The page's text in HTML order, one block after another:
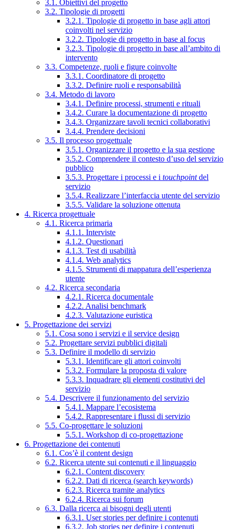
3.1. Obiettivi del progetto
3.2. Tipologie di progetti
3.2.1. Tipologie di progetto in base agli attori
coinvolti nel servizio
3.2.2. Tipologie di progetto in base al focus
3.2.3. Tipologie di progetto in base all’ambito di
intervento
3.3. Competenze, ruoli e figure coinvolte
3.3.1. Coordinatore di progetto
3.3.2. Definire ruoli e responsabilità
3.4. Metodo di lavoro
3.4.1. Definire processi, strumenti e rituali
3.4.2. Curare la documentazione di progetto
3.4.3. Organizzare tavoli tecnici collaborativi
3.4.4. Prendere decisioni
3.5. Il processo progettuale
3.5.1. Organizzare il progetto e la sua gestione
3.5.2. Comprendere il contesto d’uso del servizio
pubblico
3.5.3. Progettare i processi e i touchpointdel
servizio
3.5.4. Realizzare l’interfaccia utente del servizio
3.5.5. Validare la soluzione ottenuta
4. Ricerca progettuale
4.1. Ricerca primaria
4.1.1. Interviste
4.1.2. Questionari
4.1.3. Test di usabilità
4.1.4. Web analytics
4.1.5. Strumenti di mappatura dell’esperienza
utente
4.2. Ricerca secondaria
4.2.1. Ricerca documentale
4.2.2. Analisi benchmark
4.2.3. Valutazione euristica
5. Progettazione dei servizi
5.1. Cosa sono i servizi e il service design
5.2. Progettare servizi pubblici digitali
5.3. Definire il modello di servizio
5.3.1. Identificare gli attori coinvolti
5.3.2. Formulare la proposta di valore
5.3.3. Inquadrare gli elementi costitutivi del
servizio
5.4. Descrivere il funzionamento del servizio
5.4.1. Mappare l’ecosistema
5.4.2. Rappresentare i flussi di servizio
5.5. Co-progettare le soluzioni
5.5.1. Workshop di co-progettazione
6. Progettazione dei contenuti
6.1. Cos’è il content design
6.2. Ricerca utente sui contenuti e il linguaggio
6.2.1. Content discovery
6.2.2. Dati di ricerca (search keywords)
6.2.3. Ricerca tramite analytics
6.2.4. Ricerca sui forum
6.3. Dalla ricerca ai bisogni degli utenti
6.3.1. User stories per definire i contenuti
6.3.2. Job stories per definire i contenuti